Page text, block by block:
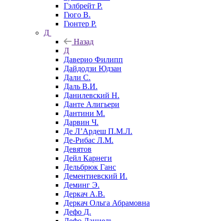
Гэлбрейт Р.
Гюго В.
Гюнтер Р.
Д
Назад
Д
Даверио Филипп
Дайдодзи Юдзан
Дали С.
Даль В.И.
Данилевский Н.
Данте Алигьери
Дантини М.
Дарвин Ч.
Де Л’Ардеш П.М.Л.
Де-Рибас Л.М.
Девятов
Дейл Карнеги
Дельбрюк Ганс
Дементиевский И.
Деминг Э.
Деркач А.В.
Деркач Ольга Абрамовна
Дефо Д.